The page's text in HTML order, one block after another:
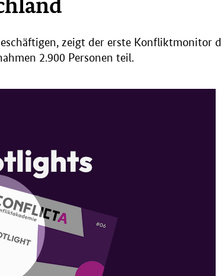
zeigt der erste Konfliktmonitor
2.900 Personen teil.